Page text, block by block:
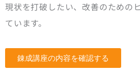
現状を打破したい、改善のための
ています。
錬成講座の内容を確認する